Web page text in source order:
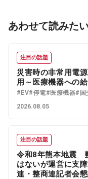
あわせて読みた
注目の話題
災害時の非常用電
用～医療機器への
#EV#停電#医療機器#国
2026.08.05
注目の話題
令和8年熊本地震
はないが運営に支
連・整商連記者会